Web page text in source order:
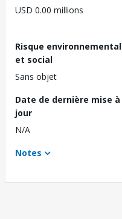
USD 0.00 millions
Risque environnemental
et social
Sans objet
Date de dernière mise à
jour
N/A
Notes